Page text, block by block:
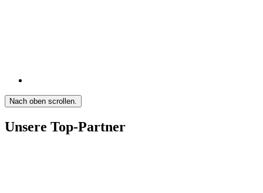
Nach oben scrollen.
Unsere Top-Partner